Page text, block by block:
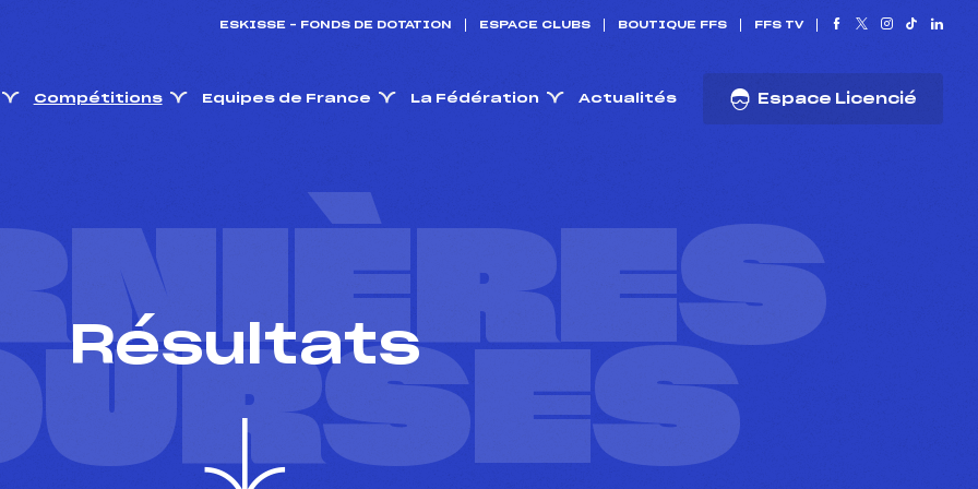
ESKISSE – FONDS DE DOTATION ESPACE CLUBS BOUTIQUE FFS FFS TV
Compétitions Equipes de France La Fédération Actualités Espace Licencié
Résultats